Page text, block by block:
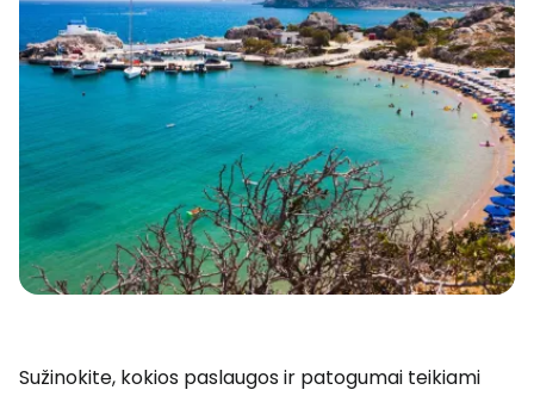
Sužinokite, kokios paslaugos ir patogumai teikiami